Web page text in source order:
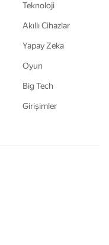
Teknoloji
Akıllı Cihazlar
Yapay Zeka
Oyun
Big Tech
Girişimler